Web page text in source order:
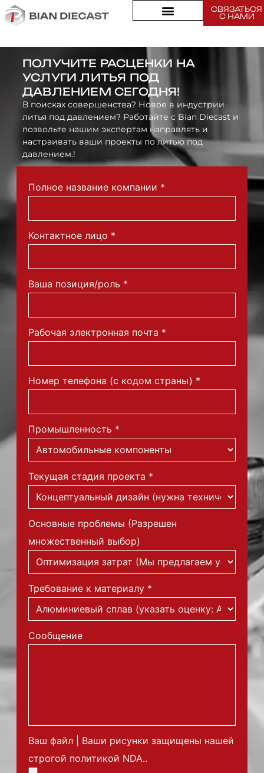
СВЯЗАТЬСЯ
С НАМИ
Ресурсы
ПОЛУЧИТЕ РАСЦЕНКИ НА
УСЛУГИ ЛИТЬЯ ПОД
ДАВЛЕНИЕМ СЕГОДНЯ!
В поисках совершенства? Новое в индустрии
литья под давлением? Работайте с Bian Diecast и
позвольте нашим экспертам направлять и
настраивать ваши проекты по литью под
давлением.!
Полное название компании *
Контактное лицо *
Ваша позиция/роль *
Рабочая электронная почта *
Номер телефона (с кодом страны) *
Промышленность *
Текущая стадия проекта *
Основные проблемы (Разрешен
множественный выбор)
Требование к материалу *
Сообщение
Ваш файл | Ваши рисунки защищены нашей
строгой политикой NDA..